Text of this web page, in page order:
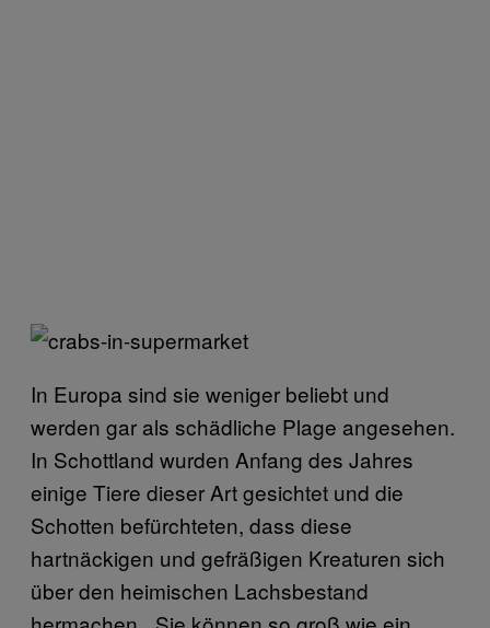
In Europa sind sie weniger beliebt und
werden gar als schädliche Plage angesehen.
In Schottland wurden Anfang des Jahres
einige Tiere dieser Art gesichtet und die
Schotten befürchteten, dass diese
hartnäckigen und gefräßigen Kreaturen sich
über den heimischen Lachsbestand